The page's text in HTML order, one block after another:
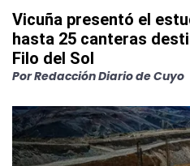
Vicuña presentó el
hasta 25 canteras
Filo del Sol
PorRedacción Diario de Cuyo